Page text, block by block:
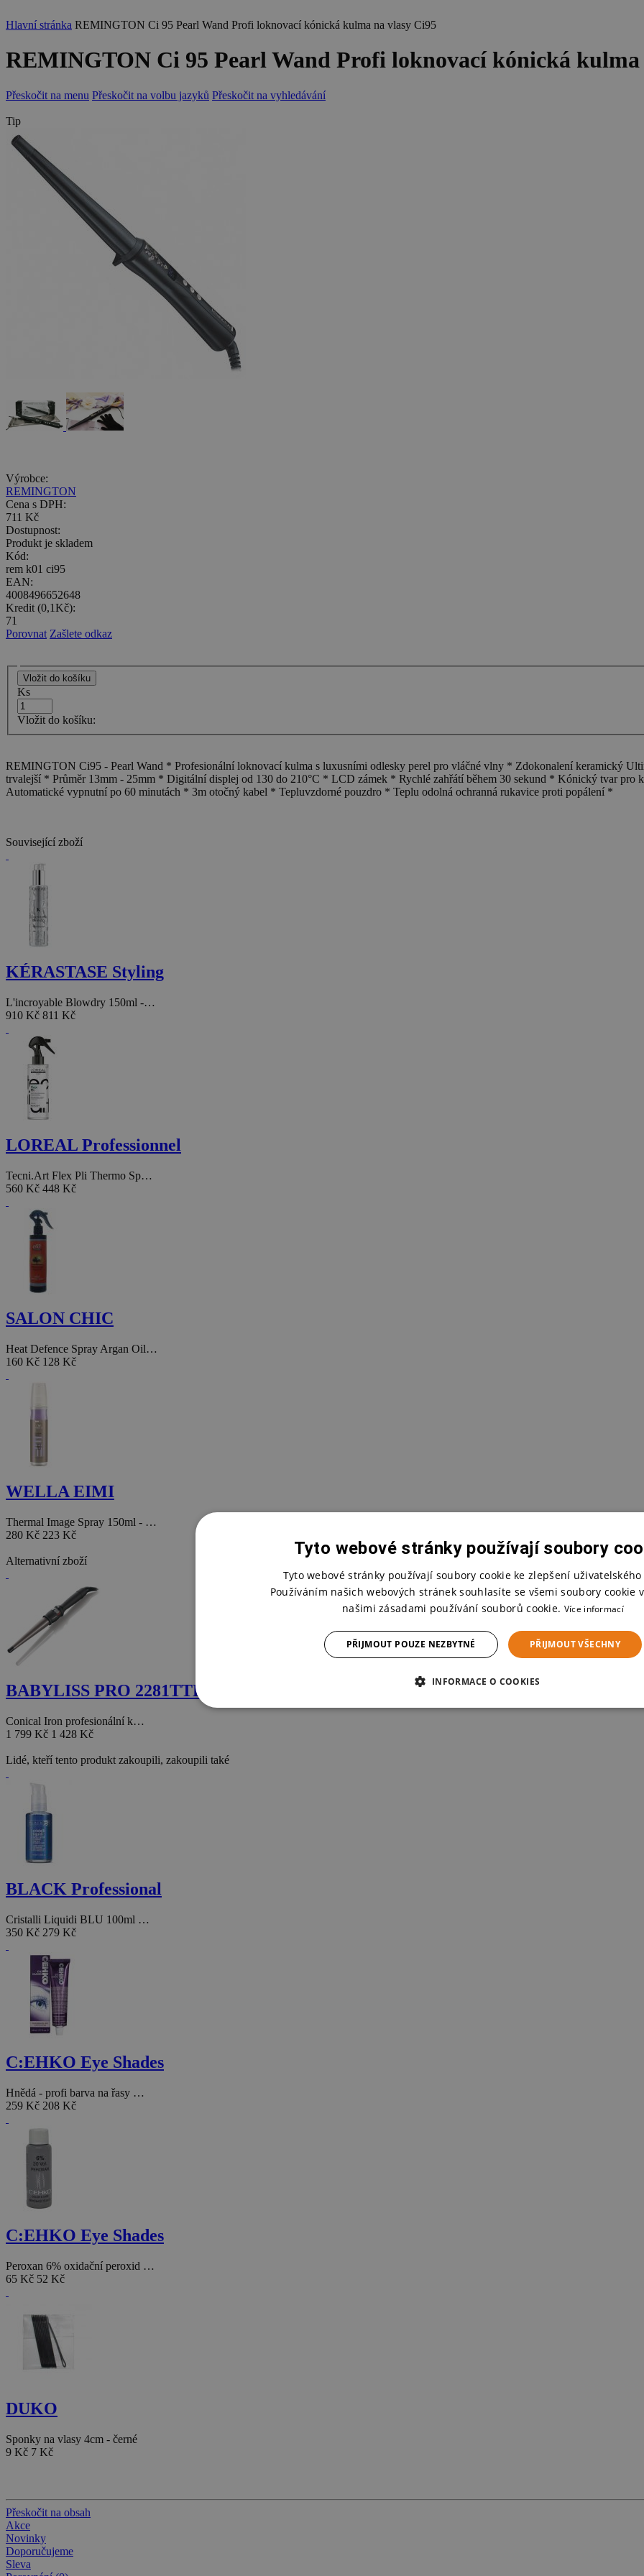
Hlavní stránka REMINGTON Ci 95 Pearl Wand Profi loknovací kónická kulma na vlasy Ci95
REMINGTON Ci 95 Pearl Wand Profi loknovací kónická kulma
Přeskočit na menu Přeskočit na volbu jazyků Přeskočit na vyhledávání
Tip
Výrobce:
REMINGTON
Cena s DPH:
711 Kč
Dostupnost:
Produkt je skladem
Kód:
rem k01 ci95
EAN:
4008496652648
Kredit (0,1Kč):
71
Porovnat Zašlete odkaz
Ks
Vložit do košíku:
REMINGTON Ci95 - Pearl Wand * Profesionální loknovací kulma s luxusními odlesky perel pro vláčné vlny * Zdokonalení keramický
trvalejší * Průměr 13mm - 25mm * Digitální displej od 130 do 210°C * LCD zámek * Rychlé zahřátí během 30 sekund * Kónický tvar pro
Automatické vypnutní po 60 minutách * 3m otočný kabel * Tepluvzdorné pouzdro * Teplu odolná ochranná rukavice proti popálení *
Související zboží
KÉRASTASE Styling
L'incroyable Blowdry 150ml -…
910 Kč 811 Kč
LOREAL Professionnel
Tecni.Art Flex Pli Thermo Sp…
560 Kč 448 Kč
SALON CHIC
Heat Defence Spray Argan Oil…
160 Kč 128 Kč
WELLA EIMI
Thermal Image Spray 150ml - …
280 Kč 223 Kč
Alternativní zboží
BABYLISS PRO 2281TTE
Conical Iron profesionální k…
1 799 Kč 1 428 Kč
Lidé, kteří tento produkt zakoupili, zakoupili také
BLACK Professional
Cristalli Liquidi BLU 100ml …
350 Kč 279 Kč
C:EHKO Eye Shades
Hnědá - profi barva na řasy …
259 Kč 208 Kč
C:EHKO Eye Shades
Peroxan 6% oxidační peroxid …
65 Kč 52 Kč
DUKO
Sponky na vlasy 4cm - černé
9 Kč 7 Kč
Přeskočit na obsah
Akce
Novinky
Doporučujeme
Sleva
Tyto webové stránky používají soubory
Tyto webové stránky používají soubory cookie ke zlepšení
Používáním našich webových stránek souhlasíte se všemi soubory cookie
našimi zásadami používání souborů cookie. Více informací
PŘIJMOUT VŠECHNY
PŘIJMOUT POUZE NEZBYTNÉ
INFORMACE O COOKIES